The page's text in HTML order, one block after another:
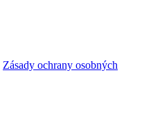
Zásady ochrany osobných